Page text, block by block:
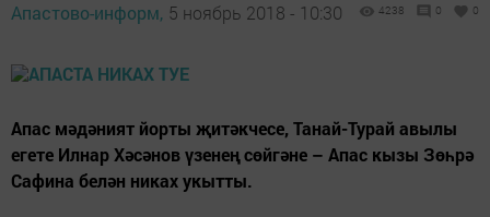
Апастово-информ, 5 ноябрь 2018 - 10:30 4238 0 0
Апас мәдәният йорты җитәкчесе, Танай-Турай авылы
егете Илнар Хәсәнов үзенең сөйгәне – Апас кызы Зөһрә
Сафина белән никах укытты.